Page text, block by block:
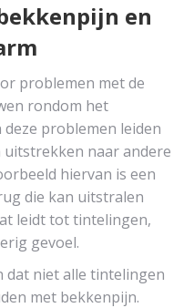
en
problemen met de
rondom het
problemen leiden
naar andere
hiervan is een
die kan uitstralen
leidt tot tintelingen,
gevoel.
dat niet alle tintelingen
met bekkenpijn.